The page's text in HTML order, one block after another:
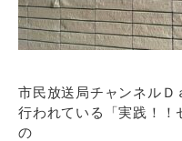
市民放送局チャンネルＤ
行われている「実践！！
の